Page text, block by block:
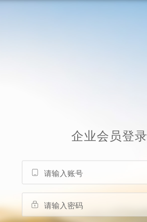
企业会员登录